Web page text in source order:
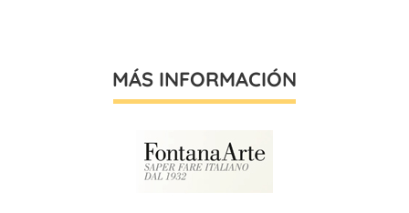
MÁS INFORMACIÓN